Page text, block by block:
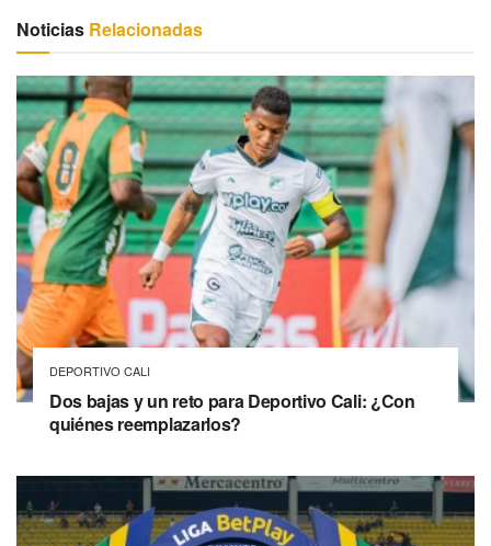
Noticias Relacionadas
DEPORTIVO CALI
Dos bajas y un reto para Deportivo Cali: ¿Con
quiénes reemplazarlos?